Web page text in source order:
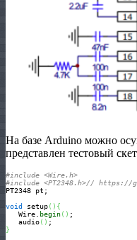
На базе Arduino можно
представлен тестовый
#include <Wire.h>
#include <PT2348.h>// https://
PT2348 pt;
void setup( ) {
   Wire.
begin( ) ;
   audio
( )
}